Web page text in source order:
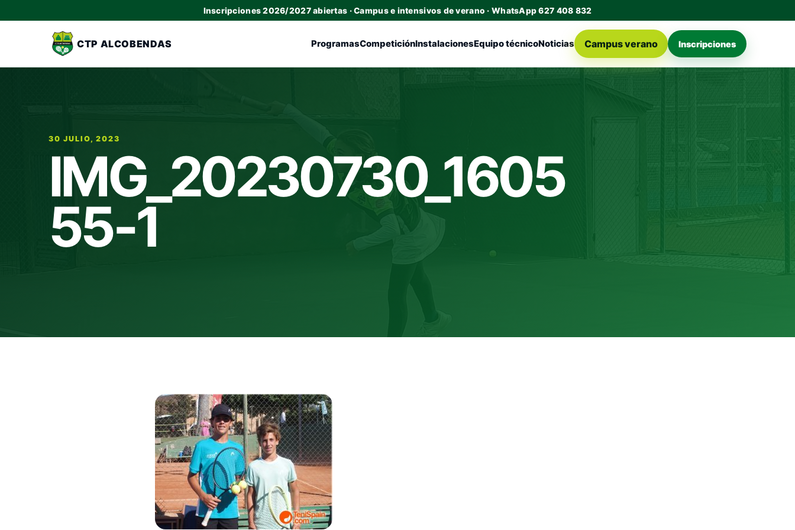
Inscripciones 2026/2027 abiertas · Campus e intensivos de verano · WhatsApp 627 408 832
CTP ALCOBENDAS ProgramasCompeticiónInstalacionesEquipo técnicoNoticias Campus verano Inscripciones
30 JULIO, 2023
IMG_20230730_1605
55-1